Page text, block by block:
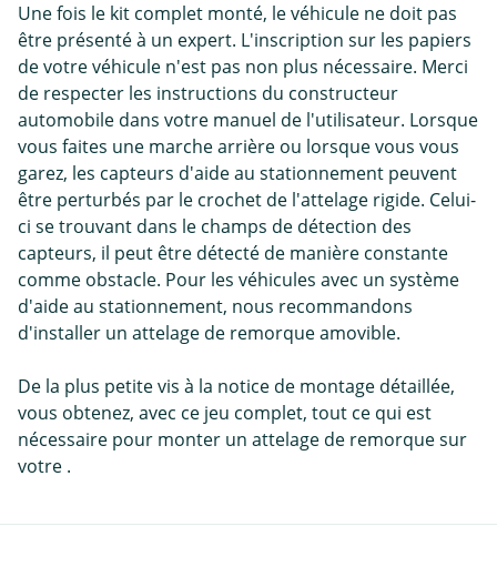
Une fois le kit complet monté, le véhicule ne doit pas
être présenté à un expert. L'inscription sur les papiers
de votre véhicule n'est pas non plus nécessaire. Merci
de respecter les instructions du constructeur
automobile dans votre manuel de l'utilisateur. Lorsque
vous faites une marche arrière ou lorsque vous vous
garez, les capteurs d'aide au stationnement peuvent
être perturbés par le crochet de l'attelage rigide. Celui-
ci se trouvant dans le champs de détection des
capteurs, il peut être détecté de manière constante
comme obstacle. Pour les véhicules avec un système
d'aide au stationnement, nous recommandons
d'installer un attelage de remorque amovible.
De la plus petite vis à la notice de montage détaillée,
vous obtenez, avec ce jeu complet, tout ce qui est
nécessaire pour monter un attelage de remorque sur
votre .